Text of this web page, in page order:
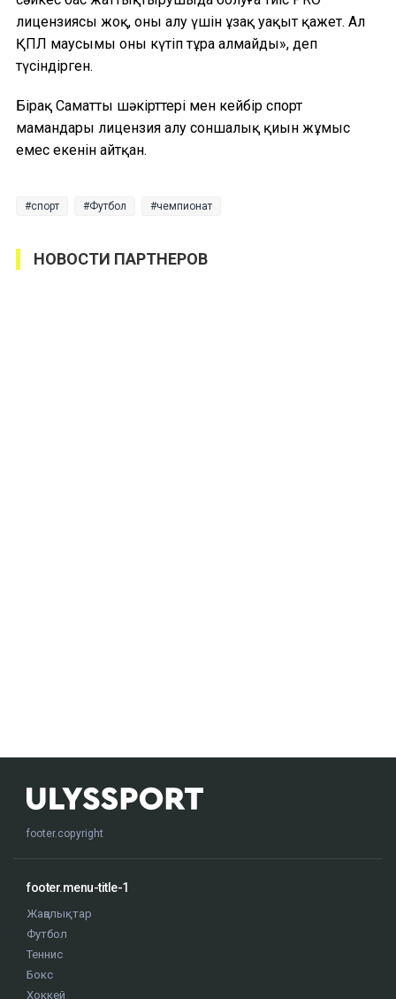
лицензиясы жоқ, оны алу үшін ұзақ уақыт қажет. Ал
ҚПЛ маусымы оны күтіп тұра алмайды», деп
түсіндірген.
Бірақ Саматтың шәкірттері мен кейбір спорт
мамандары лицензия алу соншалық қиын жұмыс
емес екенін айтқан.
спорт Футбол чемпионат
НОВОСТИ ПАРТНЕРОВ
footer.copyright
footer.menu-title-1
Жаңалықтар
Футбол
Теннис
Бокс
Хоккей